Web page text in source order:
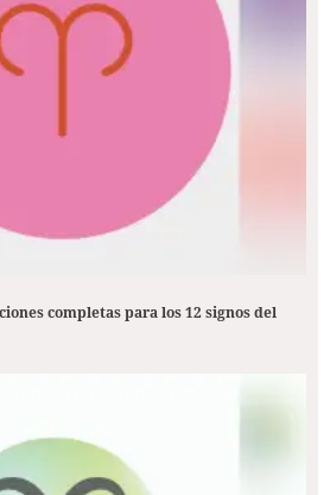
completas para los 12 signos del